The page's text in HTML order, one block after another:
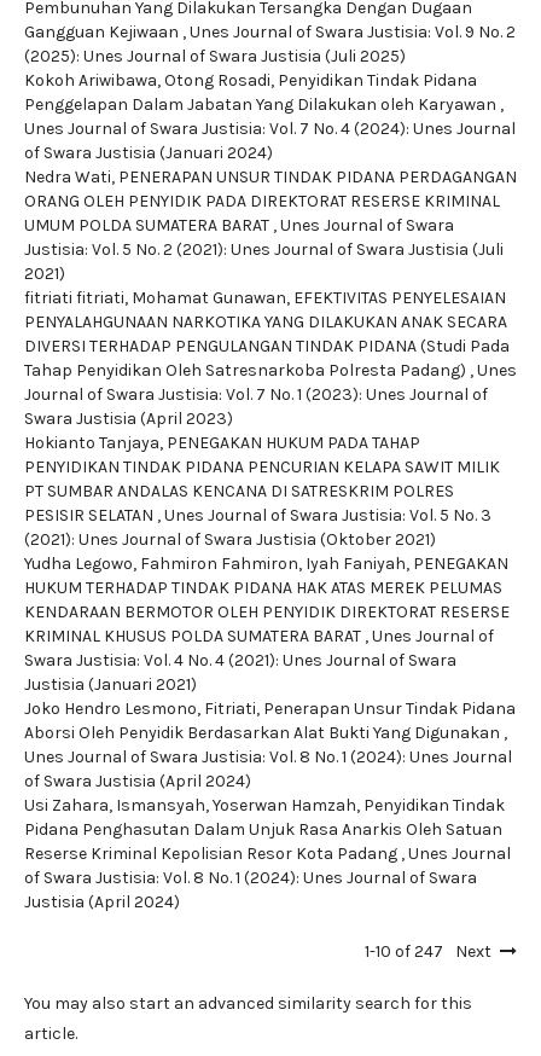
Pembunuhan Yang Dilakukan Tersangka Dengan Dugaan
Gangguan Kejiwaan ,Unes Journal of Swara Justisia: Vol. 9 No. 2
(2025): Unes Journal of Swara Justisia (Juli 2025)
Kokoh Ariwibawa, Otong Rosadi, Penyidikan Tindak Pidana
Penggelapan Dalam Jabatan Yang Dilakukan oleh Karyawan ,
Unes Journal of Swara Justisia: Vol. 7 No. 4 (2024): Unes Journal
of Swara Justisia (Januari 2024)
Nedra Wati, PENERAPAN UNSUR TINDAK PIDANA PERDAGANGAN
ORANG OLEH PENYIDIK PADA DIREKTORAT RESERSE KRIMINAL
UMUM POLDA SUMATERA BARAT ,Unes Journal of Swara
Justisia: Vol. 5 No. 2 (2021): Unes Journal of Swara Justisia (Juli
2021)
fitriati fitriati, Mohamat Gunawan, EFEKTIVITAS PENYELESAIAN
PENYALAHGUNAAN NARKOTIKA YANG DILAKUKAN ANAK SECARA
DIVERSI TERHADAP PENGULANGAN TINDAK PIDANA (Studi Pada
Tahap Penyidikan Oleh Satresnarkoba Polresta Padang) ,Unes
Journal of Swara Justisia: Vol. 7 No. 1 (2023): Unes Journal of
Swara Justisia (April 2023)
Hokianto Tanjaya, PENEGAKAN HUKUM PADA TAHAP
PENYIDIKAN TINDAK PIDANA PENCURIAN KELAPA SAWIT MILIK
PT SUMBAR ANDALAS KENCANA DI SATRESKRIM POLRES
PESISIR SELATAN ,Unes Journal of Swara Justisia: Vol. 5 No. 3
(2021): Unes Journal of Swara Justisia (Oktober 2021)
Yudha Legowo, Fahmiron Fahmiron, Iyah Faniyah, PENEGAKAN
HUKUM TERHADAP TINDAK PIDANA HAK ATAS MEREK PELUMAS
KENDARAAN BERMOTOR OLEH PENYIDIK DIREKTORAT RESERSE
KRIMINAL KHUSUS POLDA SUMATERA BARAT ,Unes Journal of
Swara Justisia: Vol. 4 No. 4 (2021): Unes Journal of Swara
Justisia (Januari 2021)
Joko Hendro Lesmono, Fitriati, Penerapan Unsur Tindak Pidana
Aborsi Oleh Penyidik Berdasarkan Alat Bukti Yang Digunakan ,
Unes Journal of Swara Justisia: Vol. 8 No. 1 (2024): Unes Journal
of Swara Justisia (April 2024)
Usi Zahara, Ismansyah, Yoserwan Hamzah, Penyidikan Tindak
Pidana Penghasutan Dalam Unjuk Rasa Anarkis Oleh Satuan
Reserse Kriminal Kepolisian Resor Kota Padang ,Unes Journal
of Swara Justisia: Vol. 8 No. 1 (2024): Unes Journal of Swara
Justisia (April 2024)
1-10 of 247 Next
You may also start an advanced similarity search for this
article.